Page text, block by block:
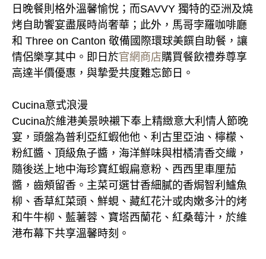
日晚餐則格外溫馨愉悅；而SAVVY 獨特的亞洲及燒
烤自助饗宴盡展時尚奢華；此外，馬哥孛羅咖啡廳
和 Three on Canton 敬備國際環球美饌自助餐，讓
情侶樂享其中。即日於官網商店購買餐飲禮券尊享
高達半價優惠，與摯愛共度難忘節日。
Cucina意式浪漫
Cucina於維港美景映襯下奉上精緻意大利情人節晚
宴，頭盤為普利亞紅蝦他他、利古里亞油、檸檬、
粉紅醬、頂級魚子醬，海洋鮮味與柑橘清香交織，
隨後送上地中海珍寶紅蝦扁意粉、西西里車厘茄
醬，齒頰留香。主菜可選甘香細膩的香焗智利鱸魚
柳、香草紅菜頭、鮮蜆、藏紅花汁或肉嫩多汁的烤
和牛牛柳、藍薯蓉、寶塔西蘭花、紅桑莓汁，於維
港布幕下共享溫馨時刻。